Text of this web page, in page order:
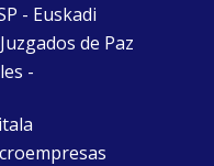
- Euskadi
de Paz
-